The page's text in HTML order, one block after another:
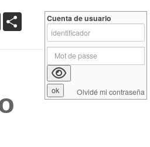
Copy
Link
Cuenta de usuario
Olvidé mi contraseña